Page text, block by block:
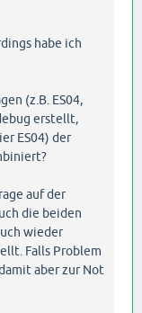
habe ich
(z.B. ES04,
erstellt,
ES04) der
auf der
die beiden
wieder
Falls Problem
aber zur Not